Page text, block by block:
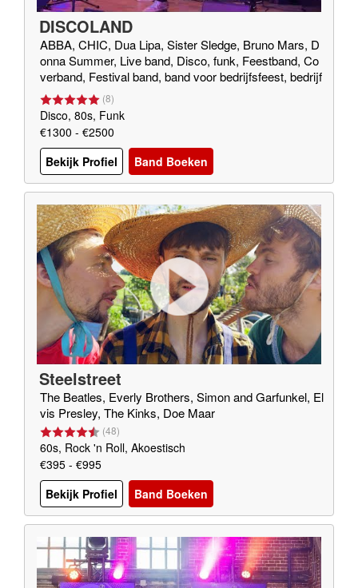
DISCOLAND
ABBA, CHIC, Dua Lipa, Sister Sledge, Bruno Mars, D
onna Summer, Live band, Disco, funk, Feestband, Co
verband, Festival band, band voor bedrijfsfeest, bedrijf
sfeest, band met DJ, gala, bruiloft band
(8)
Disco, 80s, Funk
€1300 - €2500
Bekijk Profiel
Band Boeken
Steelstreet
The Beatles, Everly Brothers, Simon and Garfunkel, El
vis Presley, The Kinks, Doe Maar
(48)
60s, Rock 'n Roll, Akoestisch
€395 - €995
Bekijk Profiel
Band Boeken